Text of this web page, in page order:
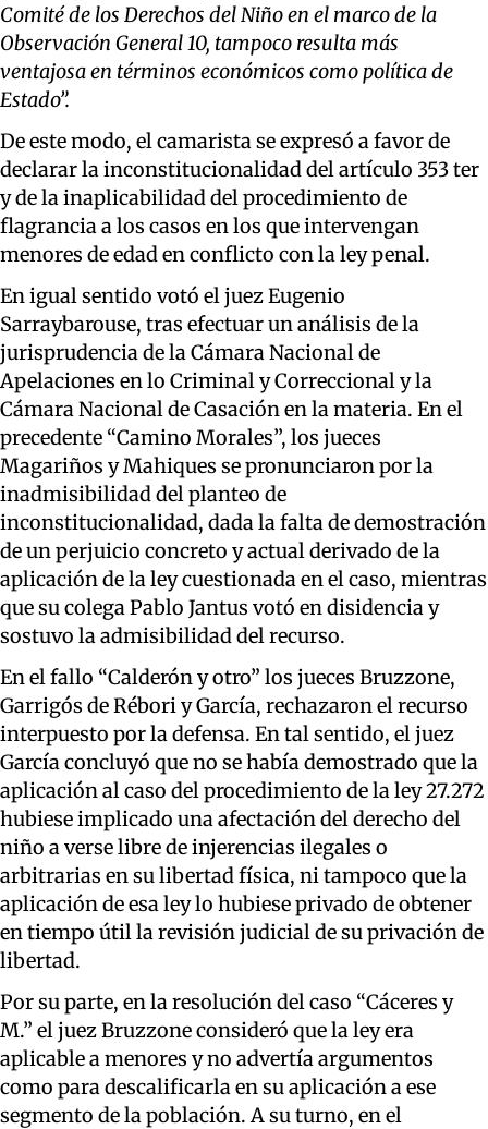
Comité de los Derechos del Niño en el marco de la
Observación General 10, tampoco resulta más
ventajosa en términos económicos como política de
Estado”.
De este modo, el camarista se expresó a favor de
declarar la inconstitucionalidad del artículo 353 ter
y de la inaplicabilidad del procedimiento de
flagrancia a los casos en los que intervengan
menores de edad en conflicto con la ley penal.
En igual sentido votó el juez Eugenio
Sarraybarouse, tras efectuar un análisis de la
jurisprudencia de la Cámara Nacional de
Apelaciones en lo Criminal y Correccional y la
Cámara Nacional de Casación en la materia. En el
precedente “Camino Morales”, los jueces
Magariños y Mahiques se pronunciaron por la
inadmisibilidad del planteo de
inconstitucionalidad, dada la falta de demostración
de un perjuicio concreto y actual derivado de la
aplicación de la ley cuestionada en el caso, mientras
que su colega Pablo Jantus votó en disidencia y
sostuvo la admisibilidad del recurso.
En el fallo “Calderón y otro” los jueces Bruzzone,
Garrigós de Rébori y García, rechazaron el recurso
interpuesto por la defensa. En tal sentido, el juez
García concluyó que no se había demostrado que la
aplicación al caso del procedimiento de la ley 27.272
hubiese implicado una afectación del derecho del
niño a verse libre de injerencias ilegales o
arbitrarias en su libertad física, ni tampoco que la
aplicación de esa ley lo hubiese privado de obtener
en tiempo útil la revisión judicial de su privación de
libertad.
Por su parte, en la resolución del caso “Cáceres y
M.” el juez Bruzzone consideró que la ley era
aplicable a menores y no advertía argumentos
como para descalificarla en su aplicación a ese
segmento de la población. A su turno, en el